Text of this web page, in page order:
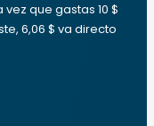
que gastas 10 $
6,06 $ va directo